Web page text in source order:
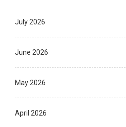
July 2026
June 2026
May 2026
April 2026